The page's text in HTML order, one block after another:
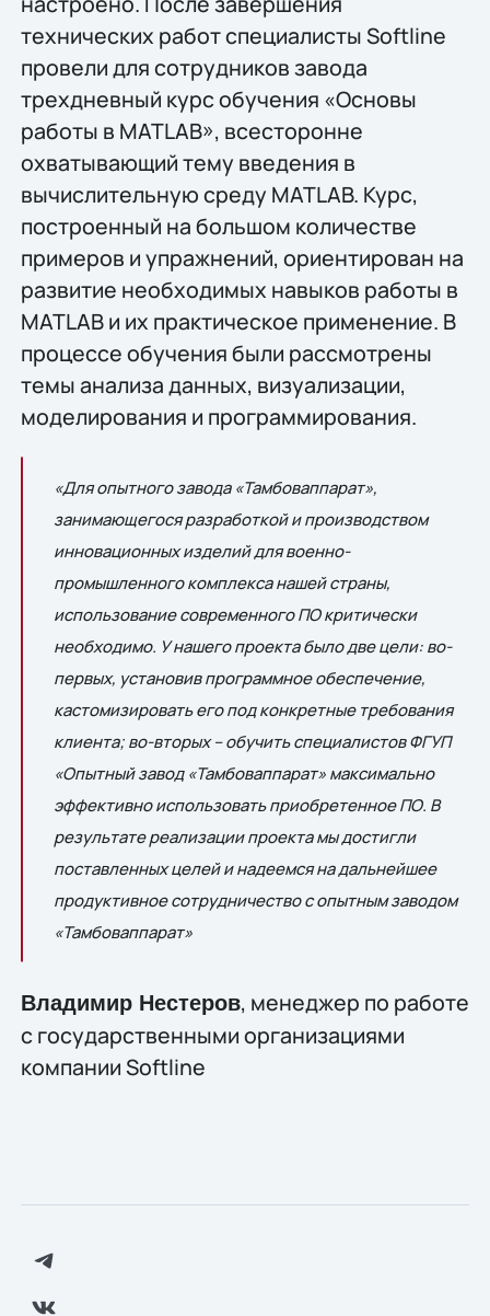
технических работ специалисты Softline
провели для сотрудников завода
трехдневный курс обучения «Основы
работы в MATLAB», всесторонне
охватывающий тему введения в
вычислительную среду MATLAB. Курс,
построенный на большом количестве
примеров и упражнений, ориентирован на
развитие необходимых навыков работы в
MATLAB и их практическое применение. В
процессе обучения были рассмотрены
темы анализа данных, визуализации,
моделирования и программирования.
«Для опытного завода «Тамбоваппарат»,
занимающегося разработкой и производством
инновационных изделий для военно-
промышленного комплекса нашей страны,
использование современного ПО критически
необходимо. У нашего проекта было две цели: во-
первых, установив программное обеспечение,
кастомизировать его под конкретные требования
клиента; во-вторых – обучить специалистов ФГУП
«Опытный завод «Тамбоваппарат» максимально
эффективно использовать приобретенное ПО. В
результате реализации проекта мы достигли
поставленных целей и надеемся на дальнейшее
продуктивное сотрудничество с опытным заводом
«Тамбоваппарат»
Владимир Нестеров, менеджер по работе
с государственными организациями
компании Softline